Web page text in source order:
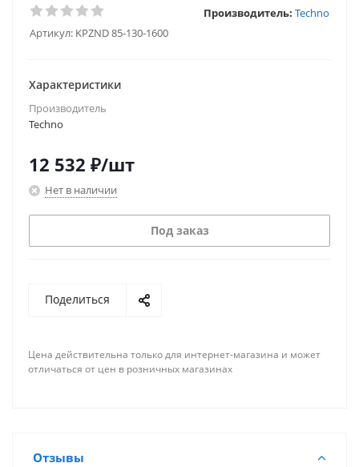
Артикул: KPZND 85-130-1600
Производитель: Techno
Характеристики
Производитель
Techno
12 532 ₽/шт
Нет в наличии
Под заказ
Поделиться
Цена действительна только для интернет-магазина и может
отличаться от цен в розничных магазинах
Отзывы